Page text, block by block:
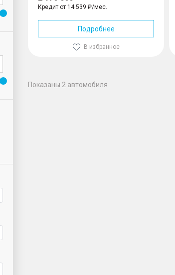
Кредит от 14 539 ₽/мес.
Подробнее
В избранное
Показаны 2 автомобиля